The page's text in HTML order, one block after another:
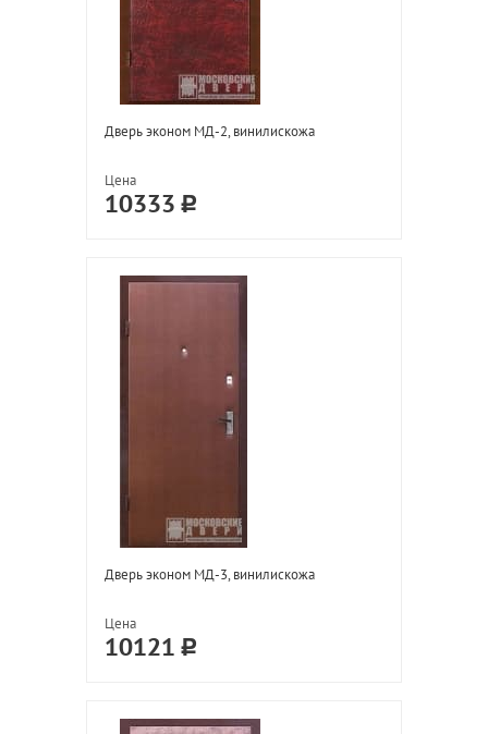
Дверь эконом МД-2, винилискожа
Цена
10333
Дверь эконом МД-3, винилискожа
Цена
10121